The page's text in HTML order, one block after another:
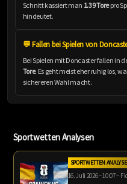
Schnitt kassiert man 1.39 Torepro
hindeutet.
💬 Fallen bei Spielen von
Bei Spielen mit Doncaster fallen in
Tore. Es geht meist eher ruhig los,
sichereren Wahl macht.
Sportwetten Analysen
SPORTWETTEN
16. Juli 2026 – 10:07 –